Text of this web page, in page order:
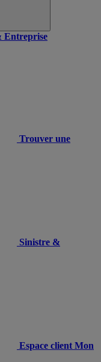
Entreprise
Trouver une
Sinistre &
Espace client Mon